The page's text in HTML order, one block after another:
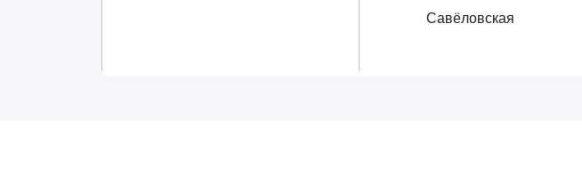
Савёловская